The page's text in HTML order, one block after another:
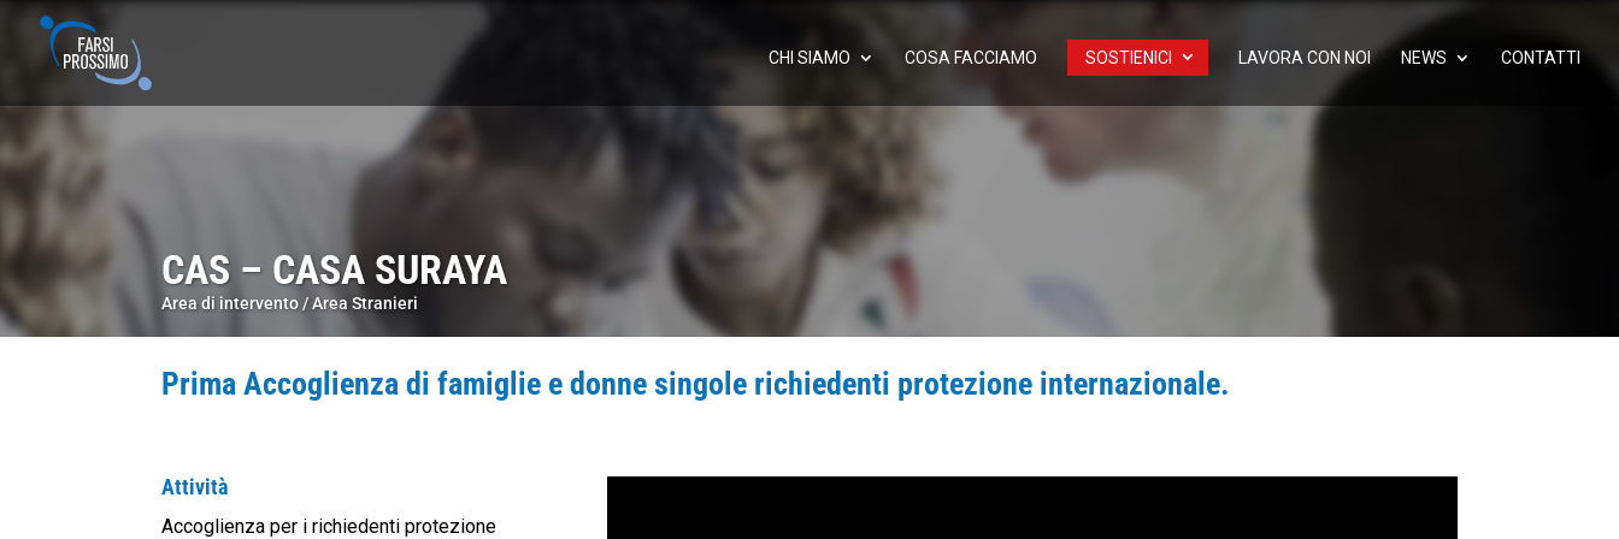
CHI SIAMO COSA FACCIAMO SOSTIENICI LAVORA CON NOI NEWS CONTATTI
CAS – CASA SURAYA
Area di intervento /Area Stranieri
Prima Accoglienza di famiglie e donne singole richiedenti protezione internazionale.
Attività
Accoglienza per i richiedenti protezione